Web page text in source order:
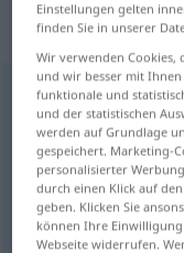
heranziehenv/t
Übersicht aller
(Für mehr Details die
dra fram,
Einstellungen gelten
finden Sie in unserer
Wir verwenden Cookies,
und wir besser mit
funktionale und
und der statistischen
werden auf Grundlage
gespeichert. Marketing-
personalisierter
durch einen Klick auf
geben. Klicken Sie
können Ihre
Webseite widerrufen.